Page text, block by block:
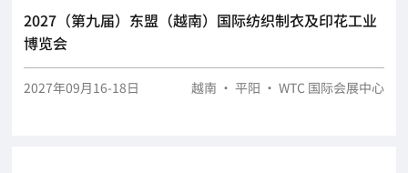
2027（第九届）东盟（越南）国际纺织制衣及印花工业
博览会
2027年09月16-18日 越南 · 平阳 · WTC 国际会展中心